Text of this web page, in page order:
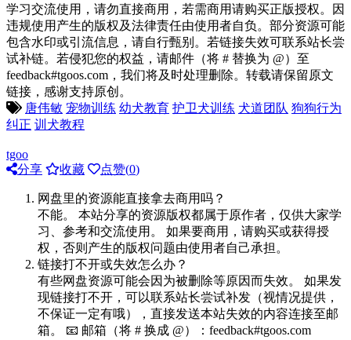
学习交流使用，请勿直接商用，若需商用请购买正版授权。因
违规使用产生的版权及法律责任由使用者自负。部分资源可能
包含水印或引流信息，请自行甄别。若链接失效可联系站长尝
试补链。若侵犯您的权益，请邮件（将 # 替换为 @）至
feedback#tgoos.com，我们将及时处理删除。转载请保留原文
链接，感谢支持原创。
唐伟敏 宠物训练 幼犬教育 护卫犬训练 犬道团队 狗狗行为
纠正 训犬教程
tgoo
分享
收藏 点赞(0)
网盘里的资源能直接拿去商用吗？
不能。 本站分享的资源版权都属于原作者，仅供大家学
习、参考和交流使用。 如果要商用，请购买或获得授
权，否则产生的版权问题由使用者自己承担。
链接打不开或失效怎么办？
有些网盘资源可能会因为被删除等原因而失效。 如果发
现链接打不开，可以联系站长尝试补发（视情况提供，
不保证一定有哦），直接发送本站失效的内容连接至邮
箱。 📧 邮箱（将 # 换成 @）：feedback#tgoos.com